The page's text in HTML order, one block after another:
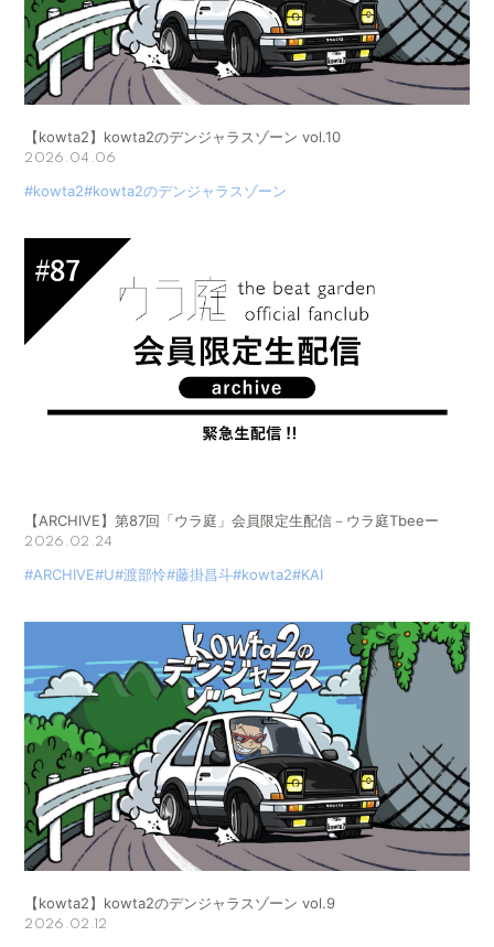
【kowta2】kowta2のデンジャラスゾーン vol.10
2026.04.06
#kowta2#kowta2のデンジャラスゾーン
【ARCHIVE】第87回「ウラ庭」会員限定生配信－ウラ庭Tbeeー
2026.02.24
#ARCHIVE#U#渡部怜#藤掛昌斗#kowta2#KAI
【kowta2】kowta2のデンジャラスゾーン vol.9
2026.02.12